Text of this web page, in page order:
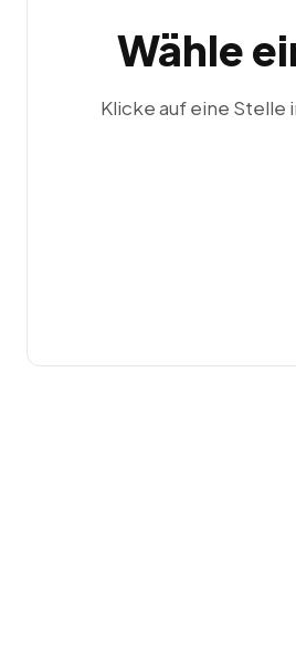
Wähle
Klicke auf eine Stelle